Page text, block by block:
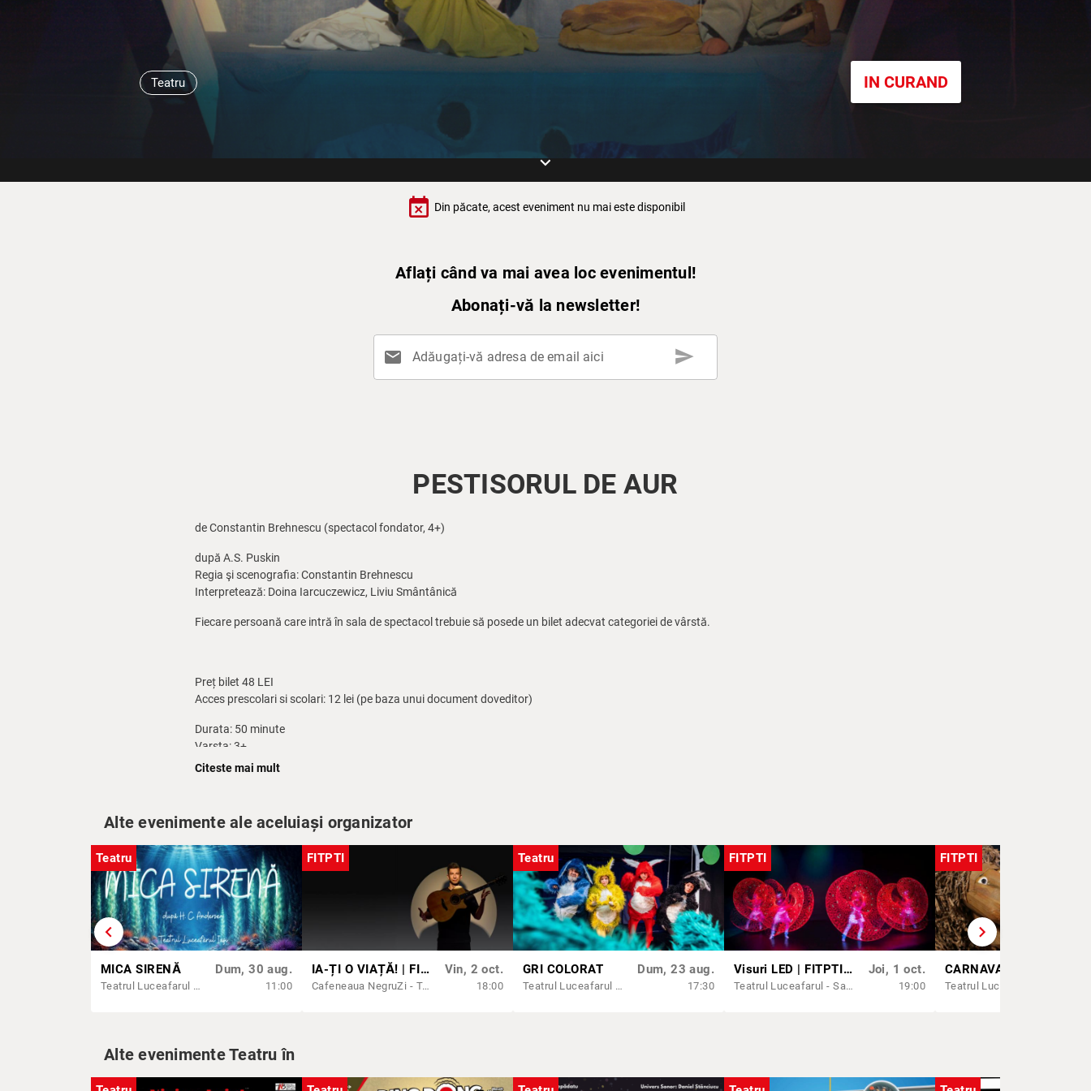
Teatru IN CURAND
keyboard_arrow_down
event_busy Din păcate, acest eveniment nu mai este disponibil
Aflați când va mai avea loc evenimentul!
Abonați-vă la newsletter!
mail Adăugați-vă adresa de email aici send
PESTISORUL DE AUR
de Constantin Brehnescu (spectacol fondator, 4+)
după A.S. Puskin
Regia şi scenografia: Constantin Brehnescu
Interpretează: Doina Iarcuczewicz, Liviu Smântânică
Fiecare persoană care intră în sala de spectacol trebuie să posede un bilet adecvat categoriei de vârstă.
Preț bilet 48 LEI
Acces prescolari si scolari: 12 lei (pe baza unui document doveditor)
Durata: 50 minute
Varsta: 3+
Detalii pe www.luceafarul-theatre.ro
Citeste mai mult
Alte evenimente ale aceluiași organizator
chevron_left
Teatru
MICA SIRENĂ
Teatrul Luceafarul - Sala Mare
Dum, 30 aug.
11:00
FITPTI
IA-ȚI O VIAȚĂ! | FITPTI 2026
Cafeneaua NegruZi - Teatrul Luceafarul
Vin, 2 oct.
18:00
Teatru
GRI COLORAT
Teatrul Luceafarul - Sala Mică
Dum, 23 aug.
17:30
FITPTI
Visuri LED | FITPTI 2026
Teatrul Luceafarul - Sala Mare
Joi, 1 oct.
19:00
FITPTI
chevron_right
Alte evenimente Teatru în